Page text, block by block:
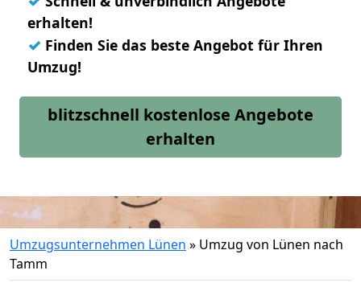
erhalten!
✓ Finden Sie das beste Angebot für Ihren
Umzug!
blitzschnell kostenlose Angebote
erhalten
Umzugsunternehmen Lünen » Umzug von Lünen nach
Tamm